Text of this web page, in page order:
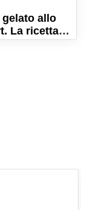
gelato allo
La ricetta
per un dolce